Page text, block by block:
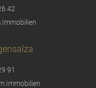
42
91